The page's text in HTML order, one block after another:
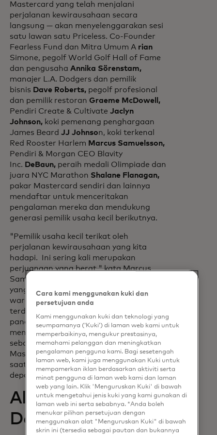
Mastercard yang telah menjalani
perjalanan kewirausahaan secara
langsung — akan menyelenggarakan sesi
satu lawan satu Priceless. Co-Founder
Fearless Fund dan Mitra Umum A rian
Simone, pegolf World Golf Hall of Fame
dan pengusaha Annika Sörenstam,
manajer L.A. Dodgers dan pemilik
bisnis Dave Roberts, pegolf profesional
dan pemilik restoran Graeme McDowell,
Pendiri Create & Cultivate Jaclyn
Johnson, koki pemenang penghargaan
James Beard JJ Johnson, koki terkenal
Red Rooster Harlem Marcus Samuelsson,
Pendiri & Morgan CEO Blavity
Inc. DeBaun, peraih medali Olimpiade dan
juara NYC Marathon Shalane Flanagan,
pakar Mastercard sendiri dan lainnya
mendaftar untuk menceritakan
pengalaman mereka dan mendukung
generasi pemilik usaha kecil berikutnya.
"Pemilik usaha kecil terikat oleh
perjalanan kewirausahaan yang kita
hadapi. Ini sering kali merupakan
perjuangan yang berat," kata Marcus
Samuelsson, koki Red Rooster Harlem
yang terkenal. "Restoran dan bisnis milik
warga kulit hitam, khususnya, telah
terdampak secara tidak proporsional oleh
pandemi. Sekarang adalah waktu untuk
membangun kembali dan tumbuh, itulah
sebabnya saya bangga bekerja dengan
Mastercard dalam membantu pengusaha
saat ini dalam perjalanan mereka ke
depan. "
Alat dan Sumber
Daya Digital
Cara kami menggunakan kuki dan
persetujuan anda
Kami menggunakan kuki dan teknologi yang
seumpamanya (‘Kuki’) di laman web kami untuk
memperbaikinya, mengukur prestasinya,
memahami pelanggan dan meningkatkan
pengalaman pengguna kami. Bagi sesetengah
laman web, kami juga menggunakan Kuki untuk
mempamerkan iklan berdasarkan aktiviti serta
minat pengguna di laman web kami dan laman
web yang lain. Klik 'Menguruskan Kuki' di bawah
untuk mengetahui jenis kuki yang kami gunakan di
laman web ini serta sebabnya. *Anda boleh
menukar pilihan persetujuan dengan
menggunakan alat "Menguruskan Kuki" di bawah
skrin ini (tersedia sebagai pautan dan bukannya